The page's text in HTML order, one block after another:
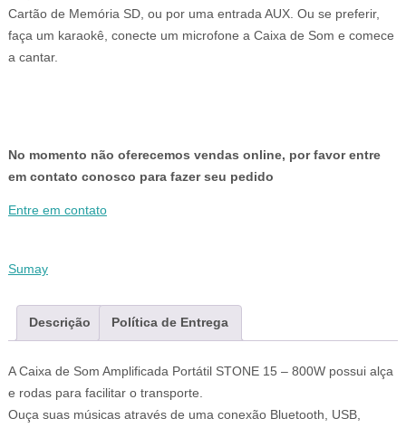
Cartão de Memória SD, ou por uma entrada AUX. Ou se preferir,
faça um karaokê, conecte um microfone a Caixa de Som e comece
a cantar.
No momento não oferecemos vendas online, por favor entre
em contato conosco para fazer seu pedido
Entre em contato
Sumay
Descrição Política de Entrega
A Caixa de Som Amplificada Portátil STONE 15 – 800W possui alça
e rodas para facilitar o transporte.
Ouça suas músicas através de uma conexão Bluetooth, USB,